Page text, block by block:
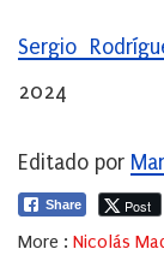
Sergio
2024
Editado por
Share Post
More : Nicolás